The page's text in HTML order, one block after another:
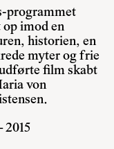
programmet
op imod en
historien, en
myter og frie
film skabt
von